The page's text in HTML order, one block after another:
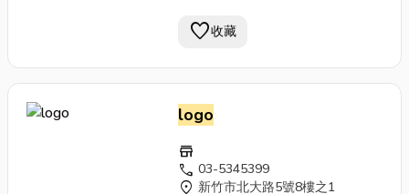
favorite收藏
logo
store
call 03-5345399
location_on 新竹市北大路5號8樓之1